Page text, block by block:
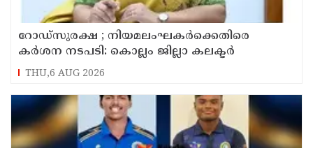
റോഡ്‌സുരക്ഷ ; നിയമലംഘകർക്കെതിരെ
കർശന നടപടി: കൊല്ലം ജില്ലാ കലക്ടർ
THU,6 AUG 2026